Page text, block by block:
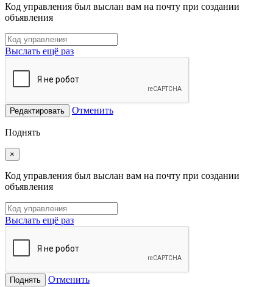
Код управления был выслан вам на почту при создании
объявления
Выслать ещё раз
Редактировать Отменить
Поднять
×
Код управления был выслан вам на почту при создании
объявления
Выслать ещё раз
Поднять Отменить